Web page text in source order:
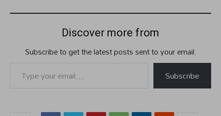
Discover more from
Subscribe to get the latest posts sent to your email.
Subscribe